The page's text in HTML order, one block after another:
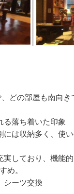
どの部屋も南向き
る落ち着いた印象
には収納多く、使
実しており、機能
め。
シーツ交換